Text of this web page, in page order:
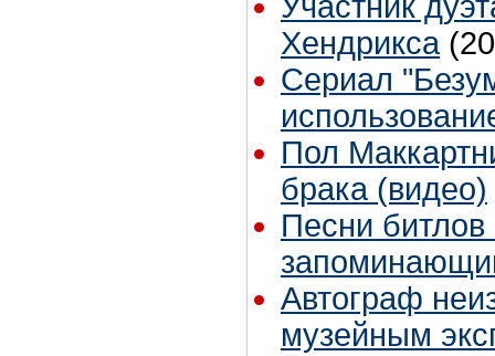
Хендрикса
Сериал
Пол
брака (видео)
Песни
Автограф
музейным